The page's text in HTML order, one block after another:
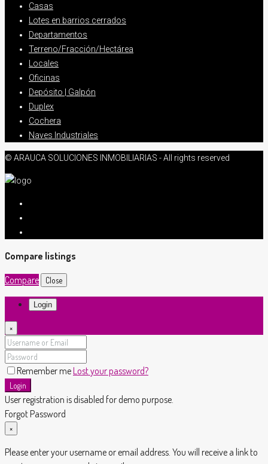
Casas
Lotes en barrios cerrados
Departamentos
Terreno/Fracción/Hectárea
Locales
Oficinas
Depósito | Galpón
Duplex
Cochera
Naves Industriales
© ARAUCA SOLUCIONES INMOBILIARIAS - All rights reserved
Compare listings
Compare
Close
Login
×
Remember meLost your password?
Login
User registration is disabled for demo purpose.
Forgot Password
×
Please enter your username or email address. You will receive a link to